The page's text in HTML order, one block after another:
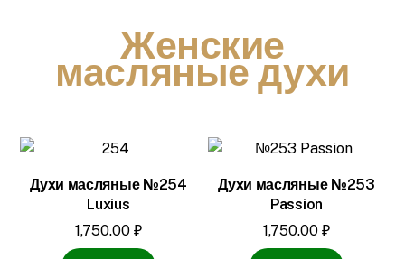
Женские
масляные духи
Духи масляные №254
Luxius
1,750.00 ₽
Духи масляные №253
Passion
1,750.00 ₽